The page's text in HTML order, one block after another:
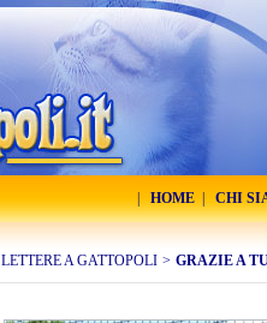
HOME CHI
LETTERE A GATTOPOLI > GRAZIE A